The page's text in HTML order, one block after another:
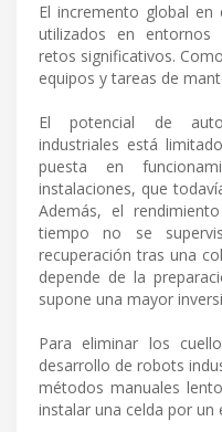
El incremento global
utilizados en entornos
retos significativos.
equipos y tareas de
El potencial de
industriales está
puesta en
instalaciones, que
Además, el
tiempo no se
recuperación tras una
depende de la
supone una mayor
Para eliminar los
desarrollo de robots
métodos manuales
instalar una celda por